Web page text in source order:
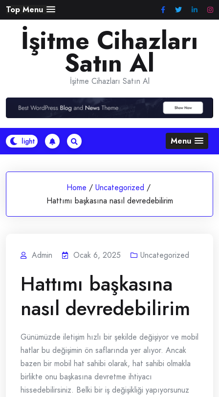
Skip
to
content
Top Menu
İşitme Cihazları
Satın Al
İşitme Cihazları Satın Al
Menu
Home / Uncategorized /
Hattımı başkasına nasıl devredebilirim
Admin Ocak 6, 2025 Uncategorized
Hattımı başkasına
nasıl devredebilirim
Günümüzde iletişim hızlı bir şekilde değişiyor ve mobil
hatlar bu değişimin ön saflarında yer alıyor. Ancak
bazen bir mobil hat sahibi olarak, hat sahibi olmakla
birlikte onu başkasına devretme ihtiyacı
hissedebilirsiniz. Belki bir iş değişikliği yapıyorsunuz